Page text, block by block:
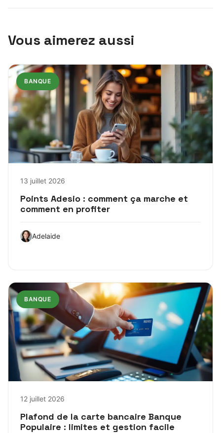
Vous aimerez aussi
BANQUE
13 juillet 2026
Points Adesio : comment ça marche et
comment en profiter
Adelaide
BANQUE
12 juillet 2026
Plafond de la carte bancaire Banque
Populaire : limites et gestion facile